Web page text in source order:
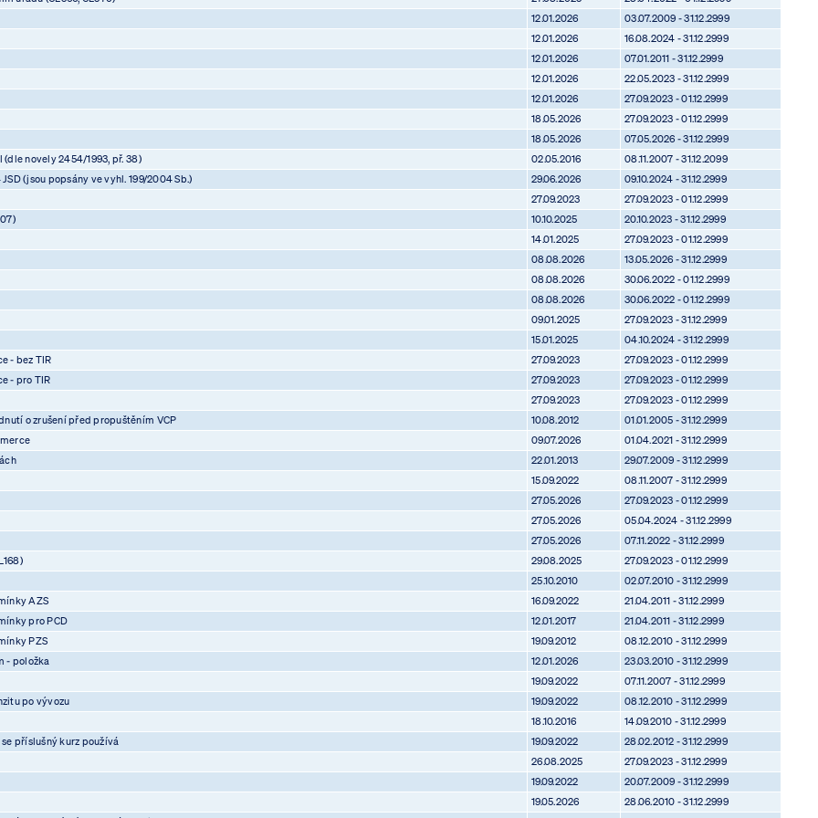
12.01.2026
03.07.2009 - 31.12.2999
12.01.2026
16.08.2024 - 31.12.2999
12.01.2026
07.01.2011 - 31.12.2999
12.01.2026
22.05.2023 - 31.12.2999
12.01.2026
27.09.2023 - 01.12.2999
18.05.2026
27.09.2023 - 01.12.2999
18.05.2026
07.05.2026 - 31.12.2999
novely 2454/1993, př. 38)
02.05.2016
08.11.2007 - 31.12.2099
(jsou popsány ve vyhl. 199/2004 Sb.)
29.06.2026
09.10.2024 - 31.12.2999
27.09.2023
27.09.2023 - 01.12.2999
10.10.2025
20.10.2023 - 31.12.2999
14.01.2025
27.09.2023 - 01.12.2999
08.08.2026
13.05.2026 - 31.12.2999
08.08.2026
30.06.2022 - 01.12.2999
08.08.2026
30.06.2022 - 01.12.2999
09.01.2025
27.09.2023 - 31.12.2999
15.01.2025
04.10.2024 - 31.12.2999
- bez TIR
27.09.2023
27.09.2023 - 01.12.2999
- pro TIR
27.09.2023
27.09.2023 - 01.12.2999
27.09.2023
27.09.2023 - 01.12.2999
o zrušení před propuštěním VCP
10.08.2012
01.01.2005 - 31.12.2999
09.07.2026
01.04.2021 - 31.12.2999
22.01.2013
29.07.2009 - 31.12.2999
15.09.2022
08.11.2007 - 31.12.2999
27.05.2026
27.09.2023 - 01.12.2999
27.05.2026
05.04.2024 - 31.12.2999
27.05.2026
07.11.2022 - 31.12.2999
29.08.2025
27.09.2023 - 01.12.2999
25.10.2010
02.07.2010 - 31.12.2999
AZS
16.09.2022
21.04.2011 - 31.12.2999
pro PCD
12.01.2017
21.04.2011 - 31.12.2999
PZS
19.09.2012
08.12.2010 - 31.12.2999
- položka
12.01.2026
23.03.2010 - 31.12.2999
19.09.2022
07.11.2007 - 31.12.2999
po vývozu
19.09.2022
08.12.2010 - 31.12.2999
18.10.2016
14.09.2010 - 31.12.2999
příslušný kurz používá
19.09.2022
28.02.2012 - 31.12.2999
26.08.2025
27.09.2023 - 31.12.2999
19.09.2022
20.07.2009 - 31.12.2999
19.05.2026
28.06.2010 - 31.12.2999